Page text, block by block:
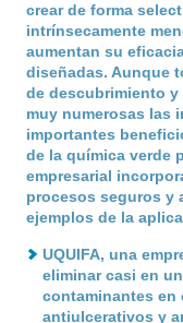
crear de forma
intrínsecamente
aumentan su
diseñadas. Aunque
de descubrimiento
muy numerosas las
importantes
de la química verde
empresarial
procesos seguros y
ejemplos de la
UQUIFA, una
eliminar casi en
contaminantes en
antiulcerativos y